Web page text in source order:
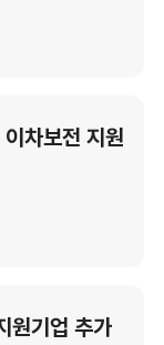
차보전 지원
원기업 추가